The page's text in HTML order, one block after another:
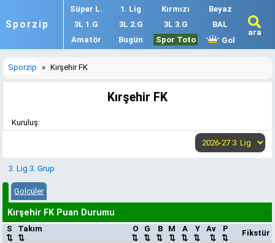
Sporzip
Süper L. 1. Lig Kırmızı
Beyaz
3L 1.G
3L 2.G 3L 3.G
BAL
Amatör
Bugün Spor Toto Gol
ara
Sporzip » Kırşehir FK
Kırşehir FK
Kuruluş:
3. Lig 3. Grup
Golcüler
Kırşehir FK Puan Durumu
S
⇅
Takım
⇅
O
⇅
G
⇅
B
⇅
M
⇅
A
⇅
Y
⇅
Av
⇅
P
⇅
Fikstür